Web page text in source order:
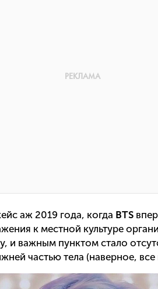
аж 2019 года, когда BTS
к местной культуре
и важным пунктом стало
частью тела (наверное,